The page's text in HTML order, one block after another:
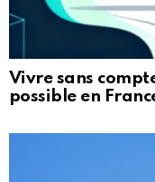
Vivre sans
possible en